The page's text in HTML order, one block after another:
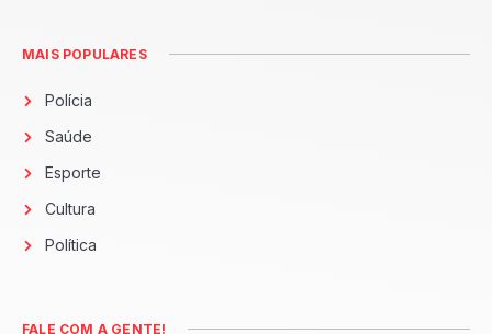
MAIS POPULARES
Polícia
Saúde
Esporte
Cultura
Política
FALE COM A GENTE!